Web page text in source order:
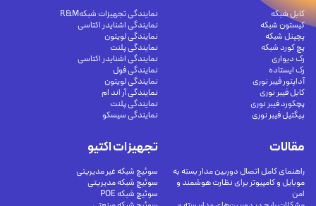
کابل شبکه
کیستون شبکه
پچپنل شبکه
پچ کورد شبکه
رک دیواری
رک ایستاده
آداپتور فیبر نوری
کابل فیبر نوری
پچکورد فیبر نوری
پیگتیل فیبر نوری
تجهیزات اکتیو
سوئیچ شبکه غیر مدیریتی
سوئیچ شبکه مدیریتی
سوئیچ شبکه POE
نمایندگی تجهیزات شبکهR&M
نمایندگی اشنایدر اکتاسی
نمایندگی لویتون
نمایندگی پلنت
نمایندگی اشنایدر اکتاسی
نمایندگی فول
نمایندگی لویتون
نمایندگی آر اند ام
نمایندگی پلنت
نمایندگی سیسکو
مقالات
راهنمای کامل اتصال دوربین مدار بسته به
موبایل و کامپیوتر برای نظارت هوشمند و
امن